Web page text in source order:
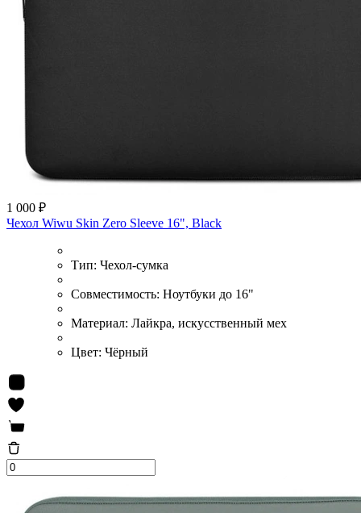
1 000 ₽
Чехол Wiwu Skin Zero Sleeve 16", Black
Тип: Чехол-сумка
Совместимость: Ноутбуки до 16"
Материал: Лайкра, искусственный мех
Цвет: Чёрный